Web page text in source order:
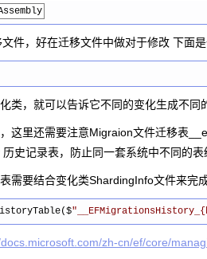
件，好在迁移文件中做对于修改 下面
类，就可以告诉它不同的变化生成不同
这里还需要注意Migraion文件迁移表
史记录表，防止同一套系统中不同的
需要结合变化类ShardingInfo文件来完
"
zh-cn/ef/core/